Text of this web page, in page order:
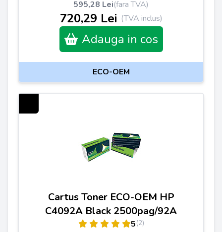
595,28 Lei(fara TVA)
720,29 Lei (TVA inclus)
Adauga in cos
ECO-OEM
Cartus Toner ECO-OEM HP
C4092A Black 2500pag/92A
5(2)